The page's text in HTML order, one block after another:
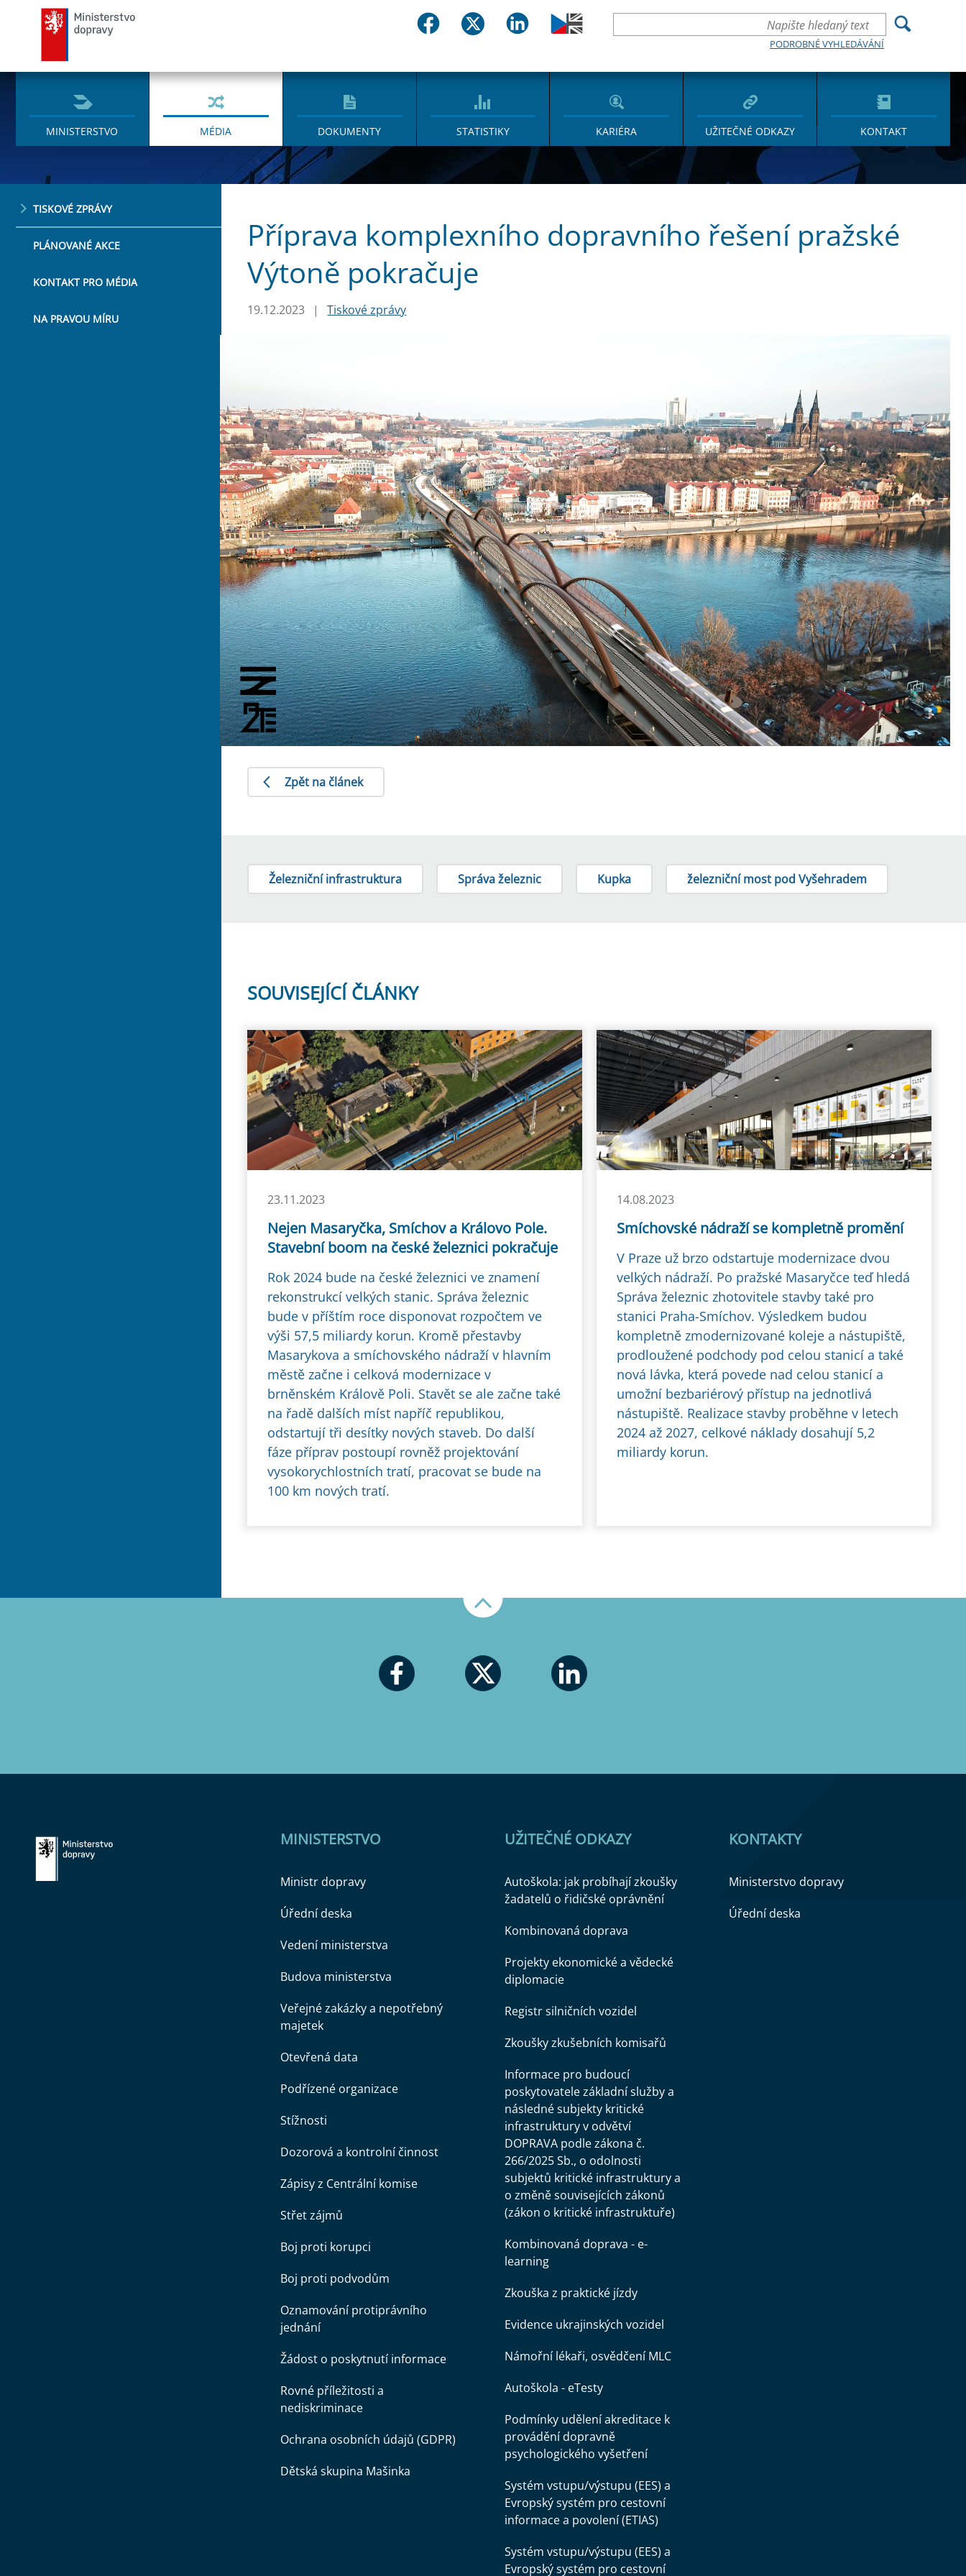
PODROBNÉ VYHLEDÁVÁNÍ
MINISTERSTVO MÉDIA DOKUMENTY STATISTIKY KARIÉRA UŽITEČNÉ ODKAZY KONTAKT
TISKOVÉ ZPRÁVY
PLÁNOVANÉ AKCE
KONTAKT PRO MÉDIA
NA PRAVOU MÍRU
Příprava komplexního dopravního řešení pražské
Výtoně pokračuje
19.12.2023 | Tiskové zprávy
Zpět na článek
Železniční infrastruktura Správa železnic Kupka železniční most pod Vyšehradem
SOUVISEJÍCÍ ČLÁNKY
23.11.2023
Nejen Masaryčka, Smíchov a Královo Pole.
Stavební boom na české železnici pokračuje
Rok 2024 bude na české železnici ve znamení
rekonstrukcí velkých stanic. Správa železnic
bude v příštím roce disponovat rozpočtem ve
výši 57,5 miliardy korun. Kromě přestavby
Masarykova a smíchovského nádraží v hlavním
městě začne i celková modernizace v
brněnském Králově Poli. Stavět se ale začne také
na řadě dalších míst napříč republikou,
odstartují tři desítky nových staveb. Do další
fáze příprav postoupí rovněž projektování
vysokorychlostních tratí, pracovat se bude na
100 km nových tratí.
14.08.2023
Smíchovské nádraží se kompletně promění
V Praze už brzo odstartuje modernizace dvou
velkých nádraží. Po pražské Masaryčce teď hledá
Správa železnic zhotovitele stavby také pro
stanici Praha-Smíchov. Výsledkem budou
kompletně zmodernizované koleje a nástupiště,
prodloužené podchody pod celou stanicí a také
nová lávka, která povede nad celou stanicí a
umožní bezbariérový přístup na jednotlivá
nástupiště. Realizace stavby proběhne v letech
2024 až 2027, celkové náklady dosahují 5,2
miliardy korun.
MINISTERSTVO
Ministr dopravy
Úřední deska
Vedení ministerstva
Budova ministerstva
Veřejné zakázky a nepotřebný
majetek
Otevřená data
Podřízené organizace
Stížnosti
Dozorová a kontrolní činnost
Zápisy z Centrální komise
Střet zájmů
Boj proti korupci
Boj proti podvodům
Oznamování protiprávního
jednání
Žádost o poskytnutí informace
Rovné příležitosti a
nediskriminace
Ochrana osobních údajů (GDPR)
Dětská skupina Mašinka
UŽITEČNÉ ODKAZY
Autoškola: jak probíhají zkoušky
žadatelů o řidičské oprávnění
Kombinovaná doprava
Projekty ekonomické a vědecké
diplomacie
Registr silničních vozidel
Zkoušky zkušebních komisařů
Informace pro budoucí
poskytovatele základní služby a
následné subjekty kritické
infrastruktury v odvětví
DOPRAVA podle zákona č.
266/2025 Sb., o odolnosti
subjektů kritické infrastruktury a
o změně souvisejících zákonů
(zákon o kritické infrastruktuře)
Kombinovaná doprava - e-
learning
Zkouška z praktické jízdy
Evidence ukrajinských vozidel
Námořní lékaři, osvědčení MLC
Autoškola - eTesty
Podmínky udělení akreditace k
provádění dopravně
psychologického vyšetření
Systém vstupu/výstupu (EES) a
Evropský systém pro cestovní
informace a povolení (ETIAS)
Systém vstupu/výstupu (EES) a
Evropský systém pro cestovní
KONTAKTY
Ministerstvo dopravy
Úřední deska